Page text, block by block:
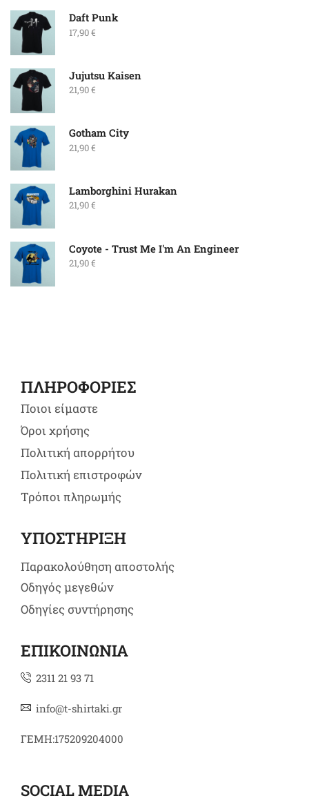
Daft Punk
17,90€
Jujutsu Kaisen
21,90€
Gotham City
21,90€
Lamborghini Hurakan
21,90€
Coyote - Trust Me I'm An Engineer
21,90€
ΠΛΗΡΟΦΟΡΙΕΣ
Ποιοι είμαστε
Όροι χρήσης
Πολιτική απορρήτου
Πολιτική επιστροφών
Τρόποι πληρωμής
ΥΠΟΣΤΗΡΙΞΗ
Παρακολούθηση αποστολής
Οδηγός μεγεθών
Οδηγίες συντήρησης
ΕΠΙΚΟΙΝΩΝΙΑ
2311 21 93 71
info@t-shirtaki.gr
ΓΕΜΗ:175209204000
SOCIAL MEDIA